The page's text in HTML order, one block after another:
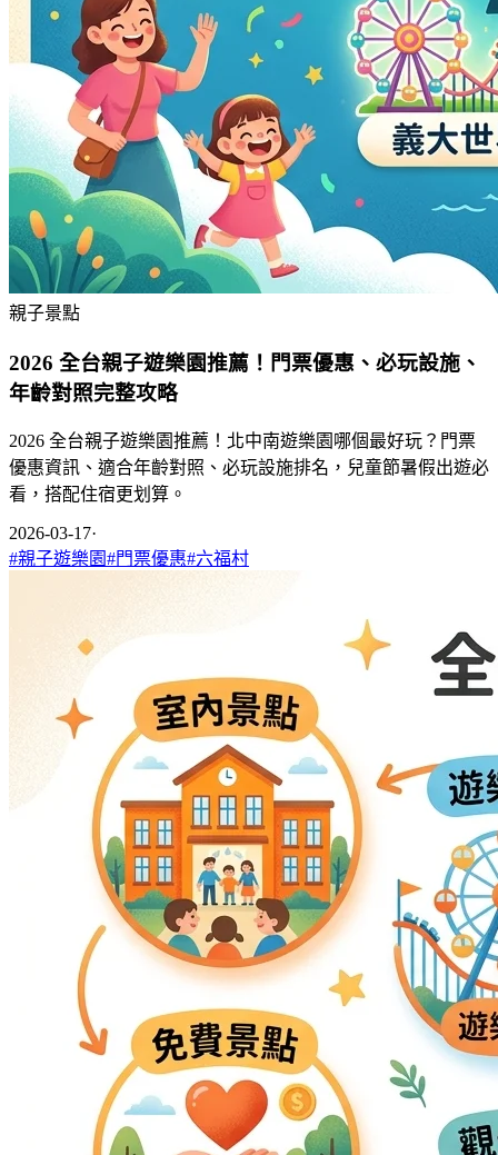
親子景點
2026 全台親子遊樂園推薦！門票優惠、必玩設施、
年齡對照完整攻略
2026 全台親子遊樂園推薦！北中南遊樂園哪個最好玩？門票
優惠資訊、適合年齡對照、必玩設施排名，兒童節暑假出遊必
看，搭配住宿更划算。
2026-03-17·
#親子遊樂園#門票優惠#六福村